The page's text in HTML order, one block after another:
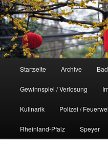
Startseite Archive
Gewinnspiel / Verlosung
Kulinarik Polizei /
Rheinland-Pfalz Speyer